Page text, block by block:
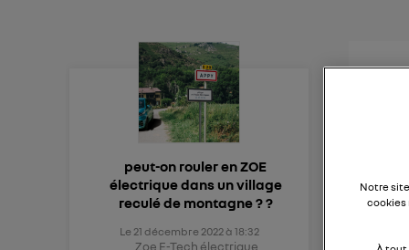
peut-on rouler en ZOE
électrique dans un village
reculé de montagne ? ?
Le 21 décembre 2022 à 18:32
Zoe E-Tech électrique
Notre
cookies